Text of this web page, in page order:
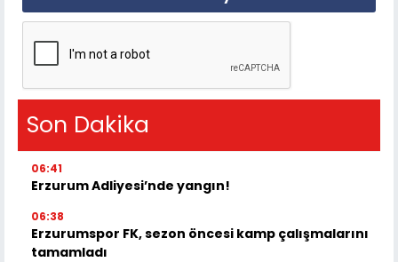
Son Dakika
06:41
Erzurum Adliyesi’nde yangın!
06:38
Erzurumspor FK, sezon öncesi kamp çalışmalarını
tamamladı